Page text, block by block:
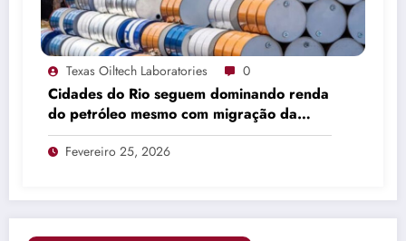
Texas Oiltech Laboratories 0
Cidades do Rio seguem dominando renda
do petróleo mesmo com migração da
produção
Fevereiro 25, 2026